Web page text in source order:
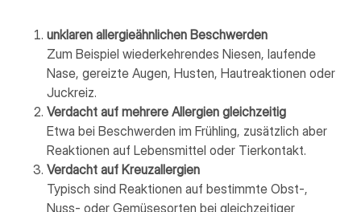
unklaren allergieähnlichen Beschwerden
Zum Beispiel wiederkehrendes Niesen, laufende
Nase, gereizte Augen, Husten, Hautreaktionen oder
Juckreiz.
Verdacht auf mehrere Allergien gleichzeitig
Etwa bei Beschwerden im Frühling, zusätzlich aber
Reaktionen auf Lebensmittel oder Tierkontakt.
Verdacht auf Kreuzallergien
Typisch sind Reaktionen auf bestimmte Obst-,
Nuss- oder Gemüsesorten bei gleichzeitiger